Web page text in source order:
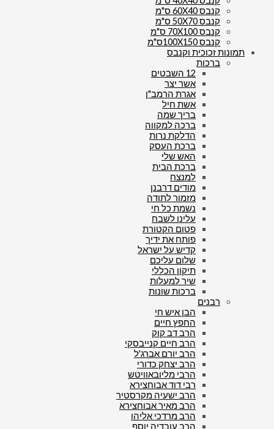
קנבס 60X40 ס"מ
קנבס 50X70 ס"מ
קנבס 70X100 ס"מ
קנבס 100X150ס"מ
תמונות זכוכית וקנבס
ברכות
12 השבטים
אשר יצר
אגרת הרמב"ן
אשת חיל
בריך שמה
ברכה למקווה
הדלקת נרות
ברכת העסק
האש שלי
ברכת הבית
למנצח
מודים דרבנן
מזמור לתודה
נשמת כל חי
עלינו לשבח
פטום הקטורת
פותח את ידיך
קדיש על ישראל
שלום עליכם
תיקון הכללי
שיר למעלות
ברכות שונות
רבנים
הבן איש חי
החפץ חיים
הרב דב קוק
הרב חיים קנייבסקי
הרב יורם אברג'ל
הרב יצחק כדורי
הרבי מליובאוויטש
רבי דוד אבוחצירא
הרב ישעיה מקרסטיר
הרב מאיר אבוחצירא
הרב מרדכי אליהו
הרב עובדיה יוסף